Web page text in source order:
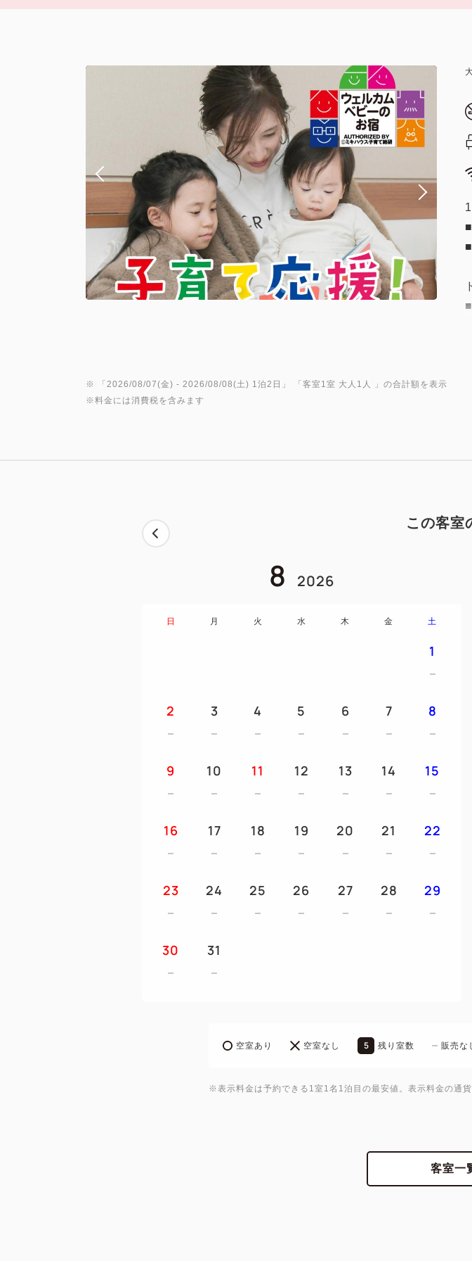
※ 「 2026/08/07(金) - 2026/08/08(土) 1泊2日 」 「 客室1室 大人1人
」の合計額を表示
※料金には消費税を含みます
この客室
8 2026
日 月 火 水 木 金 土
1
2 3 4 5 6 7 8
9 10 11 12 13 14 15
16 17 18 19 20 21 22
23 24 25 26 27 28 29
30 31
空室あり 空室なし 5 残り室数 販売な
※表示料金は予約できる1室1名1泊目の最安値。表示料金の通貨
客室一